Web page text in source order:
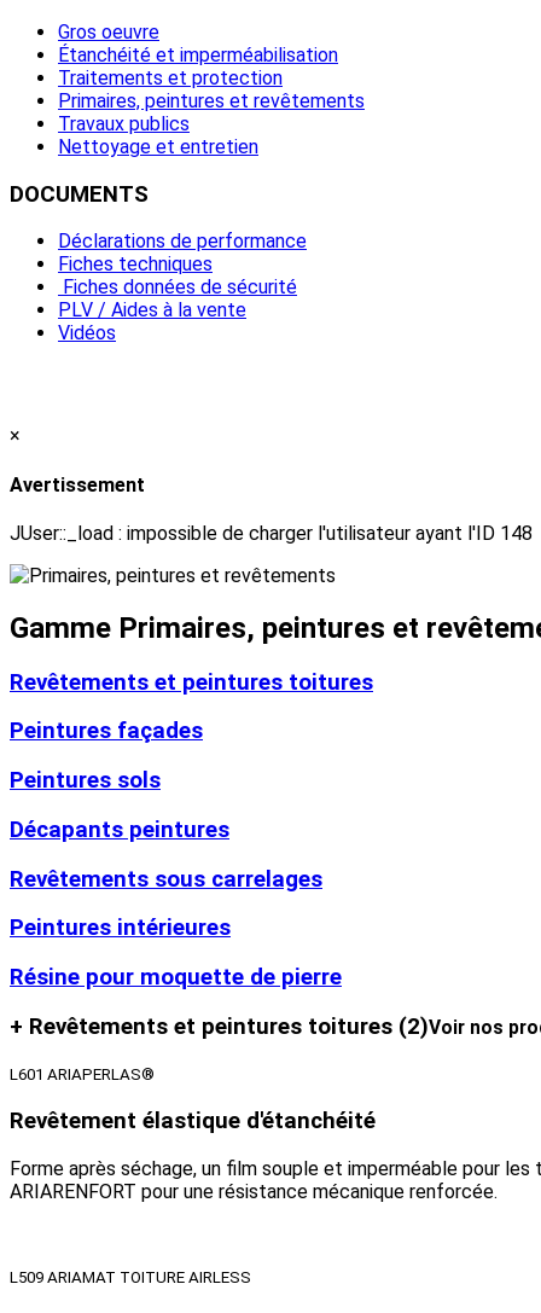
Gros oeuvre
Étanchéité et imperméabilisation
Traitements et protection
Primaires, peintures et revêtements
Travaux publics
Nettoyage et entretien
DOCUMENTS
Déclarations de performance
Fiches techniques
Fiches données de sécurité
PLV / Aides à la vente
Vidéos
×
Avertissement
JUser::_load : impossible de charger l'utilisateur ayant l'ID 148
Gamme Primaires, peintures et
Revêtements et peintures toitures
Peintures façades
Peintures sols
Décapants peintures
Revêtements sous carrelages
Peintures intérieures
Résine pour moquette de pierre
+ Revêtements et peintures toitures (2)Voir nos
L601 ARIAPERLAS®
Revêtement élastique d'étanchéité
Forme après séchage, un film souple et imperméable pour
ARIARENFORT pour une résistance mécanique renforcée.
L509 ARIAMAT TOITURE AIRLESS